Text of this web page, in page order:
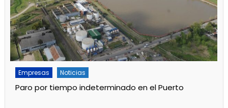
Empresas Noticias
Paro por tiempo indeterminado en el Puerto